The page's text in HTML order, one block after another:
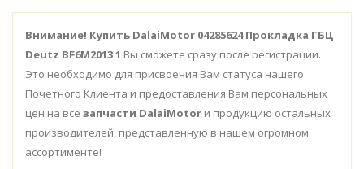
Внимание! Купить DalaiMotor 04285624 Прокладка ГБЦ
Deutz BF6M2013 1 Вы сможете сразу после регистрации.
Это необходимо для присвоения Вам статуса нашего
Почетного Клиента и предоставления Вам персональных
цен на все запчасти DalaiMotor и продукцию остальных
производителей, представленную в нашем огромном
ассортименте!